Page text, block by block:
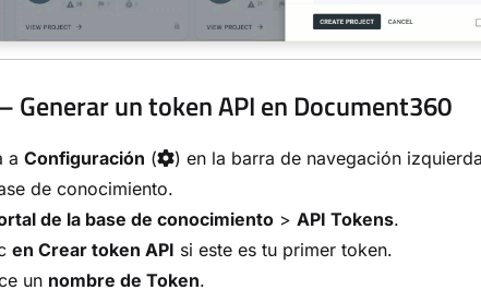
Generar un token API en Document360
a Configuración (
) en la barra de navegación
de conocimiento.
de la base de conocimiento > API Tokens.
en Crear token API si este es tu primer token.
un nombre de Token.